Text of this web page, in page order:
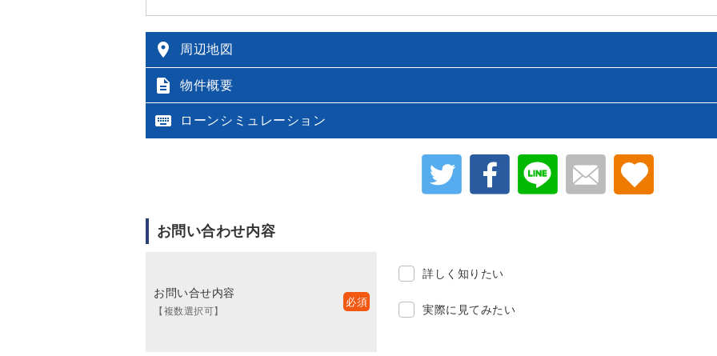
 周辺地図
 物件概要
 ローンシミュレーション
お問い合わせ内容
お問い合せ内容
【複数選択可】
詳しく知りたい
実際に見てみたい